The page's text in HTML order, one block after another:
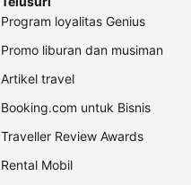
Program loyalitas Genius
Promo liburan dan musiman
Artikel travel
Booking.com untuk Bisnis
Traveller Review Awards
Rental Mobil